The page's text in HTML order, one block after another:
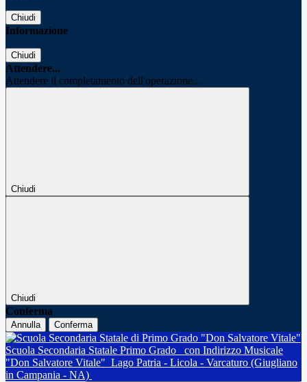
Chiudi
Informazione
Chiudi
Attendere...
Attendere il completamento dell'operazione...
Chiudi
Chiudi
Conferma
Annulla Conferma
Scuola Secondaria Statale Primo Grado
con Indirizzo Musicale
"Don Salvatore Vitale" Lago Patria - Licola - Varcaturo (Giugliano
in Campania - NA)